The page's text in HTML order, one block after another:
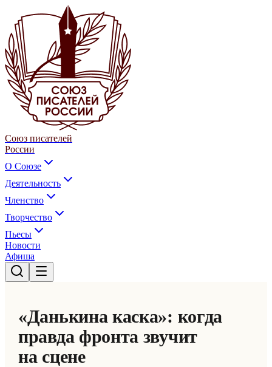
Союз писателей
России
О Союзе
Деятельность
Членство
Творчество
Пьесы
Новости
Афиша
«Данькина каска»: когда
правда фронта звучит
на сцене